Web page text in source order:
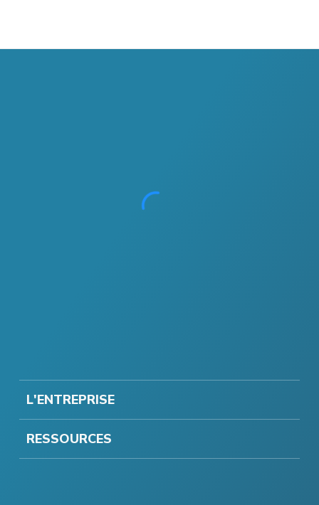
L'ENTREPRISE
RESSOURCES